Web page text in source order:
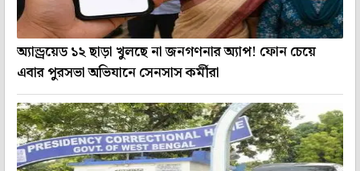
অ্যান্ড্রয়েড ১২ ছাড়া খুলছে না জনগণনার অ্যাপ! ফোন চেয়ে
এবার পুরসভা অভিযানে সেনসাস কর্মীরা